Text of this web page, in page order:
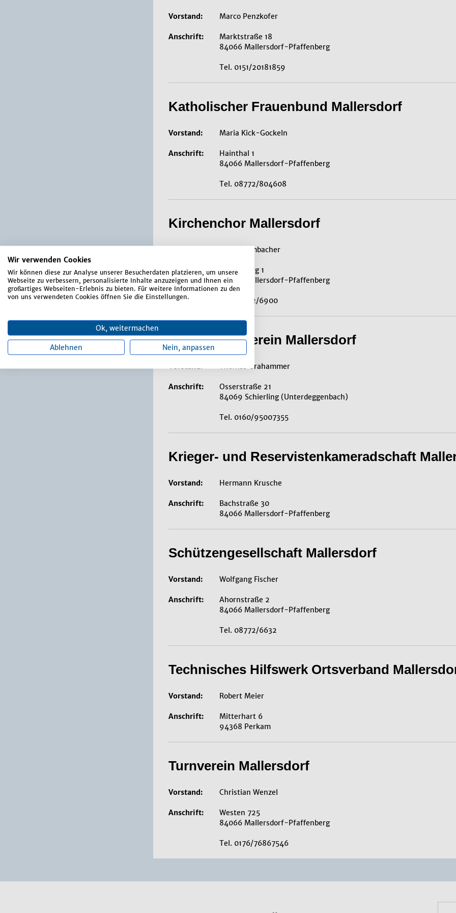
Wir verwenden Cookies
Wir können diese zur Analyse unserer Besucherdaten platzieren, um unsere
Webseite zu verbessern, personalisierte Inhalte anzuzeigen und Ihnen ein
großartiges Webseiten-Erlebnis zu bieten. Für weitere Informationen zu den
von uns verwendeten Cookies öffnen Sie die Einstellungen.
Ok, weitermachen
Ablehnen Nein, anpassen
Vorstand: Marco Penzkofer
Anschrift:
Marktstraße 18
84066 Mallersdorf-Pfaffenberg
Tel. 0151/20181859
Katholischer Frauenbund Mallersdorf
Vorstand: Maria Kick-Gockeln
Anschrift:
Hainthal 1
84066 Mallersdorf-Pfaffenberg
Tel. 08772/804608
Kirchenchor Mallersdorf
Maria Dambacher
Anschrift:
Klosterberg 1
84066 Mallersdorf-Pfaffenberg
Tel. 08772/6900
Kreisfischerverein Mallersdorf
Vorstand: Thomas Grahammer
Anschrift:
Osserstraße 21
84069 Schierling (Unterdeggenbach)
Tel. 0160/95007355
Krieger- und Reservistenkameradschaft
Vorstand: Hermann Krusche
Anschrift:
Bachstraße 30
84066 Mallersdorf-Pfaffenberg
Schützengesellschaft Mallersdorf
Vorstand: Wolfgang Fischer
Anschrift:
Ahornstraße 2
84066 Mallersdorf-Pfaffenberg
Tel. 08772/6632
Technisches Hilfswerk Ortsverband
Vorstand: Robert Meier
Anschrift:
Mitterhart 6
94368 Perkam
Turnverein Mallersdorf
Vorstand: Christian Wenzel
Anschrift:
Westen 725
84066 Mallersdorf-Pfaffenberg
Tel. 0176/76867546